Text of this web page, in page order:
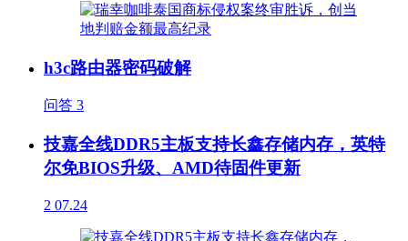
h3c路由器密码破解
问答 3
技嘉全线DDR5主板支持长鑫存储内存，英特
尔免BIOS升级、AMD待固件更新
2 07.24